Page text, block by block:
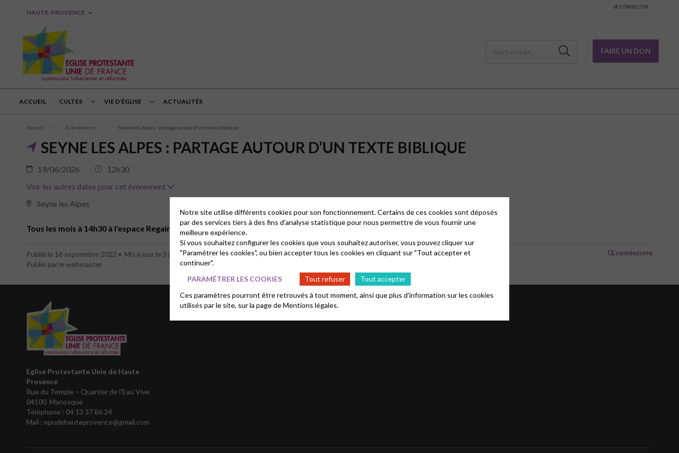
HAUTE-PROVENCE
SE CONNECTER
FAIRE UN DON
ACCUEIL CULTES VIE D’ÉGLISE ACTUALITÉS
Accueil Événements Seyne les Alpes : partage autour d’un texte biblique
SEYNE LES ALPES : PARTAGE AUTOUR D’UN TEXTE BIBLIQUE
19/06/2026
12h30
Voir les autres dates pour cet évènement
Seyne les Alpes
Tous les mois à 14h30 à l'espace Regain
Publié le 16 septembre 2022
Mis à jour le 3 juin 2026
Publié par le webmaster
Œcuménisme
Eglise Protestante Unie de Haute
Provence
Rue du Temple – Quartier de l’Eau Vive
04100 Manosque
Téléphone : 04 13 37 86 24
Mail : epudehauteprovence@gmail.com
Notre site utilise différents cookies pour son fonctionnement. Certains de ces cookies sont déposés
par des services tiers à des fins d'analyse statistique pour nous permettre de vous fournir une
meilleure expérience.
Si vous souhaitez configurer les cookies que vous souhaitez autoriser, vous pouvez cliquer sur
"Paramétrer les cookies", ou bien accepter tous les cookies en cliquant sur "Tout accepter et
continuer".
PARAMÉTRER LES COOKIES
Tout refuser
Tout accepter
Ces paramètres pourront être retrouvés à tout moment, ainsi que plus d'information sur les cookies
utilisés par le site, sur la page deMentions légales.